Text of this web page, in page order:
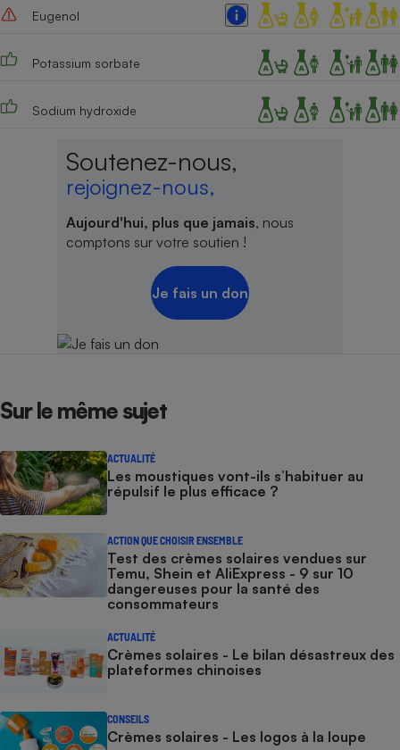
Eugenol
Potassium sorbate
Sodium hydroxide
Soutenez-nous,
rejoignez-nous,
Aujourd'hui, plus que jamais, nous
comptons sur votre soutien !
Je fais un don
Sur le même sujet
ACTUALITÉ
Les moustiques vont-ils s’habituer au
répulsif le plus efficace ?
ACTION QUE CHOISIR ENSEMBLE
Test des crèmes solaires vendues sur
Temu, Shein et AliExpress - 9 sur 10
dangereuses pour la santé des
consommateurs
ACTUALITÉ
Crèmes solaires - Le bilan désastreux des
plateformes chinoises
CONSEILS
Crèmes solaires - Les logos à la loupe